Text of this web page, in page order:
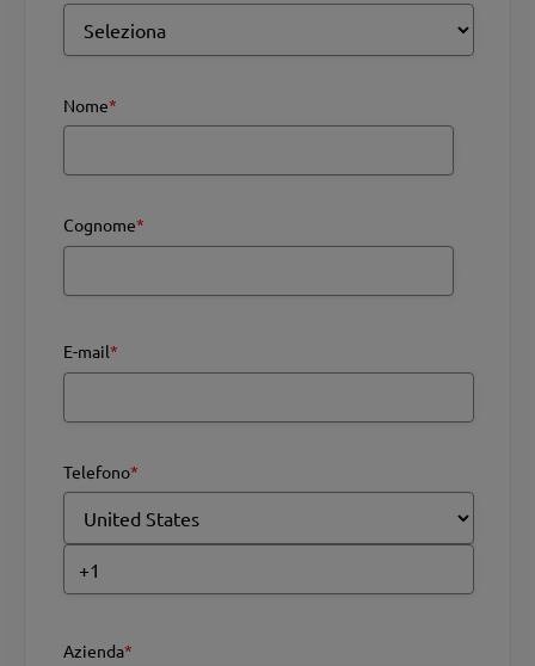
Nome*
Cognome*
E-mail*
Telefono*
Azienda*